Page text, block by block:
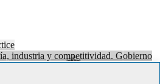
industria y competitividad. Gobierno